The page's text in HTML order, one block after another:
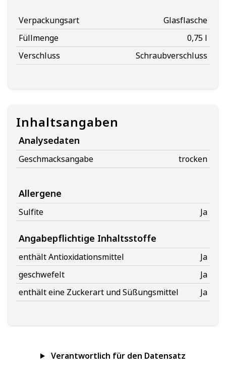
Verpackungsart
Glasflasche
Füllmenge
0,75 l
Verschluss
Schraubverschluss
Inhaltsangaben
Analysedaten
Geschmacksangabe trocken
Allergene
Sulfite Ja
Angabepflichtige Inhaltsstoffe
enthält Antioxidationsmittel
Ja
geschwefelt
Ja
enthält eine Zuckerart und Süßungsmittel
Ja
Verantwortlich für den Datensatz